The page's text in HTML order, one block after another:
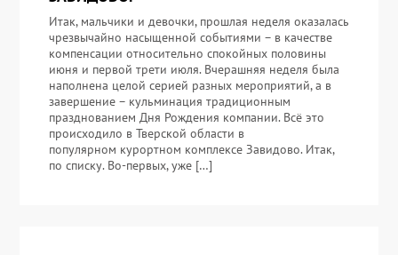
Итак, мальчики и девочки, прошлая неделя оказалась
чрезвычайно насыщенной событиями – в качестве
компенсации относительно спокойных половины
июня и первой трети июля. Вчерашняя неделя была
наполнена целой серией разных мероприятий, а в
завершение – кульминация традиционным
празднованием Дня Рождения компании. Всё это
происходило в Тверской области в
популярном курортном комплексе Завидово. Итак,
по списку. Во-первых, уже […]